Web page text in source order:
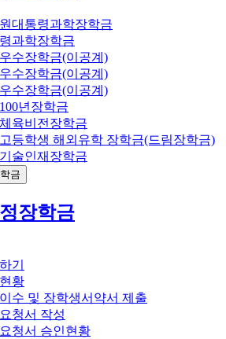
대통령과학장학금
과학장학금
수장학금(이공계)
수장학금(이공계)
수장학금(이공계)
년장학금
육비전장학금
등학생 해외유학 장학금(드림장학금)
술인재장학금
금
장학금
기
황
수 및 장학생서약서 제출
청서 작성
청서 승인현황